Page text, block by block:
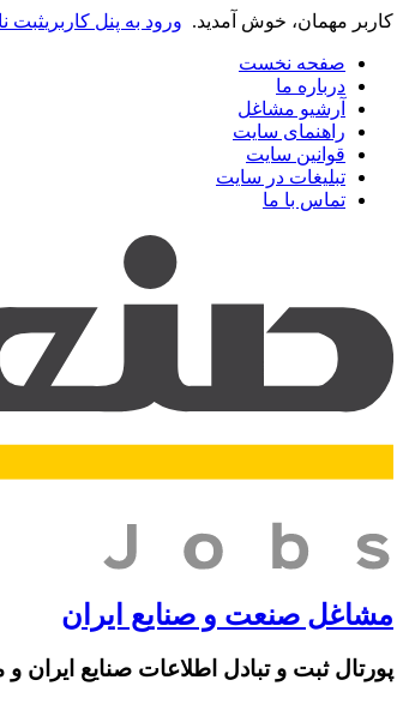
کاربر مهمان، خوش آمدید. ورود به پنل کاربریثبت
صفحه نخست
درباره ما
آرشیو مشاغل
راهنمای سایت
قوانین سایت
تبلیغات در سایت
تماس با ما
مشاغل صنعت و صنایع ایران
پورتال ثبت و تبادل اطلاعات صنایع ایران